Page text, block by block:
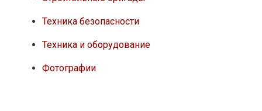
Техника безопасности
Техника и оборудование
Фотографии